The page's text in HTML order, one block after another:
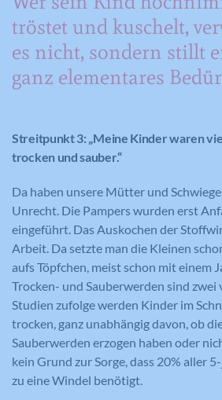
tröstet und kuschelt,
es nicht, sondern stillt
ganz elementares
Streitpunkt 3: „Meine Kinder waren
trocken und sauber.“
Da haben unsere Mütter und
Unrecht. Die Pampers wurden erst
eingeführt. Das Auskochen der
Arbeit. Da setzte man die Kleinen
aufs Töpfchen, meist schon mit einem
Trocken- und Sauberwerden sind zwei
Studien zufolge werden Kinder im
trocken, ganz unabhängig davon, ob
Sauberwerden erzogen haben oder
kein Grund zur Sorge, dass 20% aller
zu eine Windel benötigt.
Anbieter Meine Familie
Laufzeit
Name cookie_optin
Anbieter Meine Familie
Zweck
Dieses Cookie wird
Cookie-Einstellungen
zu speichern.
Anbieter Google Analytics
Laufzeit 1 Minute
Wird von Google
_gat
Anbieter Google Analytics
Laufzeit 1 Minute
Zweck
Wird von Google
um die
einzuschränken.
Externe Medien
Diese Cookies werden dazu
Besucher all unserer Websites
Sie können dazu verwendet
Such- und/oder
Anonymisierte Daten werden
geteilt.
Anbieter Google Maps
Laufzeit 6 Monate
Zweck
Wird zum Entsperren
Inhalten verwendet.
Name GPS